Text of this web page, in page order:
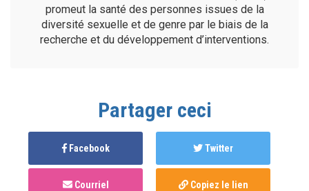
promeut la santé des personnes issues de la
diversité sexuelle et de genre par le biais de la
recherche et du développement d’interventions.
Partager ceci
Facebook Twitter
Courriel Copiez le lien